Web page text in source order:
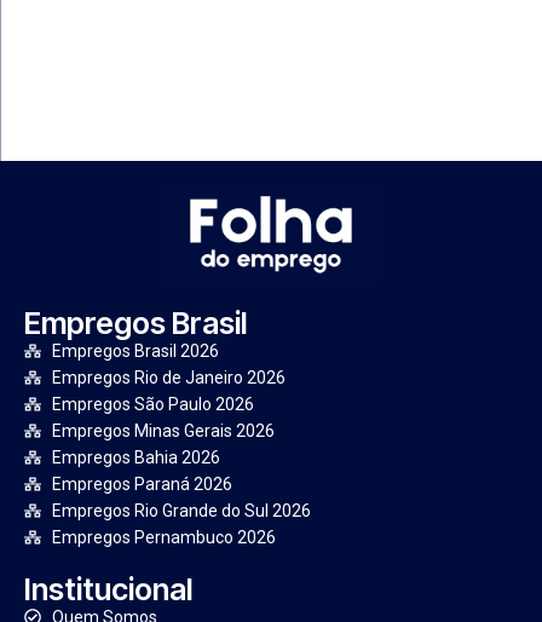
Empregos Brasil
Empregos Brasil 2026
Empregos Rio de Janeiro 2026
Empregos São Paulo 2026
Empregos Minas Gerais 2026
Empregos Bahia 2026
Empregos Paraná 2026
Empregos Rio Grande do Sul 2026
Empregos Pernambuco 2026
Institucional
Quem Somos